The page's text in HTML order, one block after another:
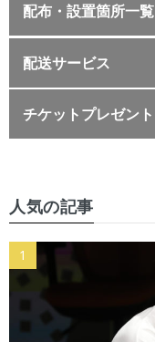
配布・設置箇所一覧
配送サービス
チケットプレゼント
人気の記事